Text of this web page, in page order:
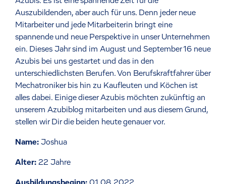
Auszubildenden, aber auch für uns. Denn jeder neue
Mitarbeiter und jede Mitarbeiterin bringt eine
spannende und neue Perspektive in unser Unternehmen
ein. Dieses Jahr sind im August und September 16 neue
Azubis bei uns gestartet und das in den
unterschiedlichsten Berufen. Von Berufskraftfahrer über
Mechatroniker bis hin zu Kaufleuten und Köchen ist
alles dabei. Einige dieser Azubis möchten zukünftig an
unserem Azubiblog mitarbeiten und aus diesem Grund,
stellen wir Dir die beiden heute genauer vor.
Name: Joshua
Alter: 22 Jahre